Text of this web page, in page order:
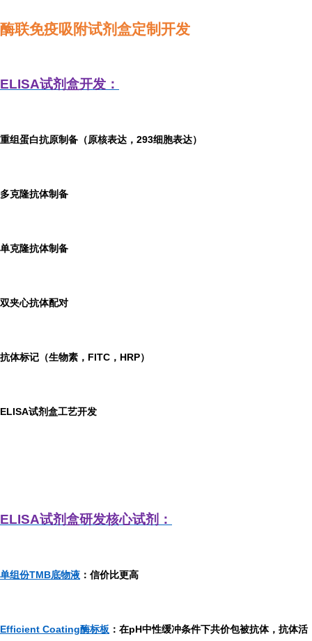
酶联免疫吸附试剂盒定制开发
ELISA试剂盒开发：
重组蛋白抗原制备（原核表达，293细胞表达）
多克隆抗体制备
单克隆抗体制备
双夹心抗体配对
抗体标记（生物素，FITC，HRP）
ELISA试剂盒工艺开发
ELISA试剂盒研发核心试剂：
单组份TMB底物液 ：信价比更高
Efficient Coating酶标板 ：在pH中性缓冲条件下共价包被抗体，抗体活